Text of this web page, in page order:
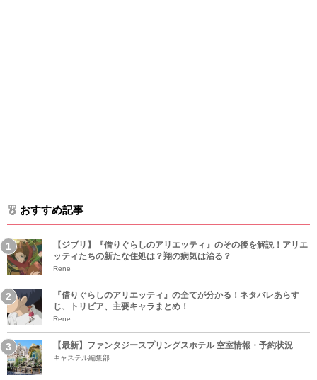
おすすめ記事
【ジブリ】『借りぐらしのアリエッティ』のその後を解説！アリエ
ッティたちの新たな住処は？翔の病気は治る？
Rene
『借りぐらしのアリエッティ』の全てが分かる！ネタバレあらす
じ、トリビア、主要キャラまとめ！
Rene
【最新】ファンタジースプリングスホテル 空室情報・予約状況
キャステル編集部